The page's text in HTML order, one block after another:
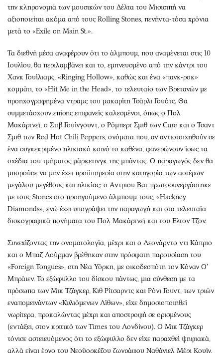
την κληρονομιά των μουσικών του Δέλτα του Μισισιπή να
αξιοποιείται ακόμα από τους Rolling Stones, πενήντα-τόσα χρόνια
μετά το «Exile on Main St.».
Τα διεθνή μέσα αναφέρουν ότι το άλμπουμ, που αναμένεται στις 10
Ιουλίου, θα περιλαμβάνει και το, εμπνευσμένο από την κάντρι του
Χανκ Γουίλιαμς, «Ringing Hollow», καθώς και ένα «πανκ-ροκ»
κομμάτι, το «Hit Me in the Head», το τελευταίο των Βρετανών με
προηχογραφημένα ντραμς του μακαρίτη Τσάρλι Γουότς. Θα
συμμετάσχουν επίσης επιφανείς καλεσμένοι, όπως ο Πολ
Μακάρτνεϊ, ο Στιβ Γουίνγουντ, ο Ρόμπερτ Σμιθ των Cure και ο Τσαντ
Σμιθ των Red Hot Chili Peppers, ονόματα που, αν αντιστοιχηθούν σε
ένα συγκεκριμένο ηλικιακό κοινό το καθένα, φανερώνουν ίσως τα
σχέδια του τμήματος μάρκετινγκ της μπάντας. Ο παραγωγός δεν θα
μπορούσε να μην έχει προϋπηρεσία στην κατηγορία των αστέρων
μεγάλου μεγέθους και ηλικίας: ο Aντριου Βατ πρωτοσυνεργάστηκε
με τους Stones στο προηγούμενο άλμπουμ τους, «Hackney
Diamonds», ενώ έχει υπογράψει την παραγωγή και στα τελευταία
δισκογραφικά πονήματα του Πολ Μακάρτνεϊ και του Eλτον Τζον.
Συνεχίζοντας την ονοματολογία, μέχρι και ο Λεονάρντο ντι Κάπριο
και ο Μπαζ Λούρμαν βρέθηκαν στην πρόσφατη παρουσίαση του
«Foreign Tongues», στη Νέα Υόρκη, με οικοδεσπότη τον Κόναν Ο’
Μπράιεν. Το εξώφυλλο του δίσκου πάντως, μια σύνθεση με τα
πρόσωπα των Μικ Τζάγκερ, Κιθ Ρίτσαρντς και Ρόνι Γουντ, των τριών
εναπομεινάντων «Κυλιόμενων Λίθων», είχε δημοσιοποιηθεί
νωρίτερα, προκαλώντας μέχρι και αποστροφή σε ορισμένους
(εντάξει, στον κριτικό των Times του Λονδίνου). Ο Μικ Τζάγκερ
τόνισε αστειευόμενος ότι το εξώφυλλο δεν είχε παραχθεί ψηφιακά,
αλλά είναι έργο του Νεοϋορκέζου ζωγράφου Ναθάνιελ Μέρι Κουίν,